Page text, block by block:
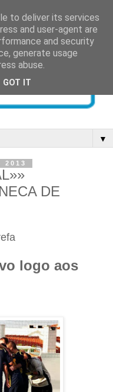
▼
2013
DE
logo aos
to deliver its services
and user-agent are
and security
generate usage
abuse.
GOT IT